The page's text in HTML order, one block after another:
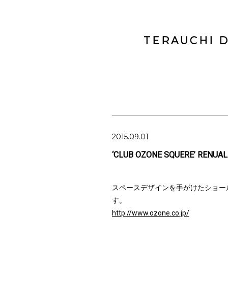
TERAUCHI
2015.09.01
‘CLUB OZONE SQUERE’
スペースデザインを手がけたショー
す。
http://www.ozone.co.jp/